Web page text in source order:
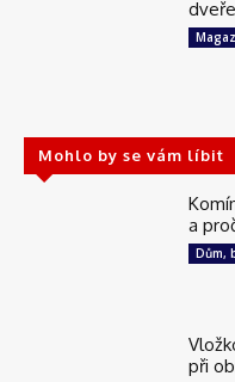
dveře
Mohlo by se vám líbit
a
Dům,
při